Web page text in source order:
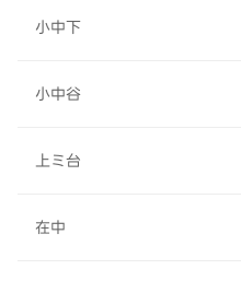
小中下
小中谷
上ミ台
在中